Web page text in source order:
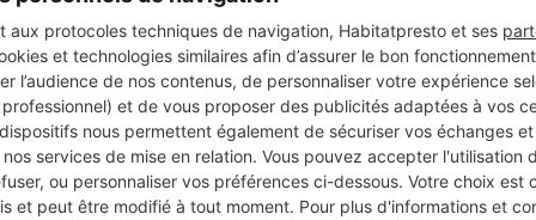
aux protocoles techniques de navigation, Habitatpresto et ses
et technologies similaires afin d’assurer le bon
l’audience de nos contenus, de personnaliser votre expérience
et de vous proposer des publicités adaptées à vos
nous permettent également de sécuriser vos échanges
services de mise en relation. Vous pouvez accepter l'utilisation
ou personnaliser vos préférences ci-dessous. Votre choix est
et peut être modifié à tout moment. Pour plus d'informations et
Légal
Charte cookies
Suivez-nous